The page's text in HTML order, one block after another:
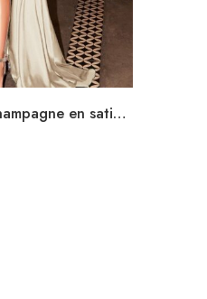
Robe de soirée champagne en satin fluide col bénitier bretelles longue fendue